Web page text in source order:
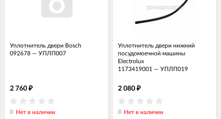
Уплотнитель двери Bosch
092678 — УПЛП007
2 760 ₽
Нет в наличии
Уплотнитель двери нижний
посудомоечной машины
Electrolux
1173419001 — УПЛП019
2 080 ₽
Нет в наличии